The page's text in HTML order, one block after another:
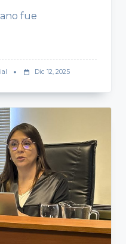
fue
Dic 12, 2025